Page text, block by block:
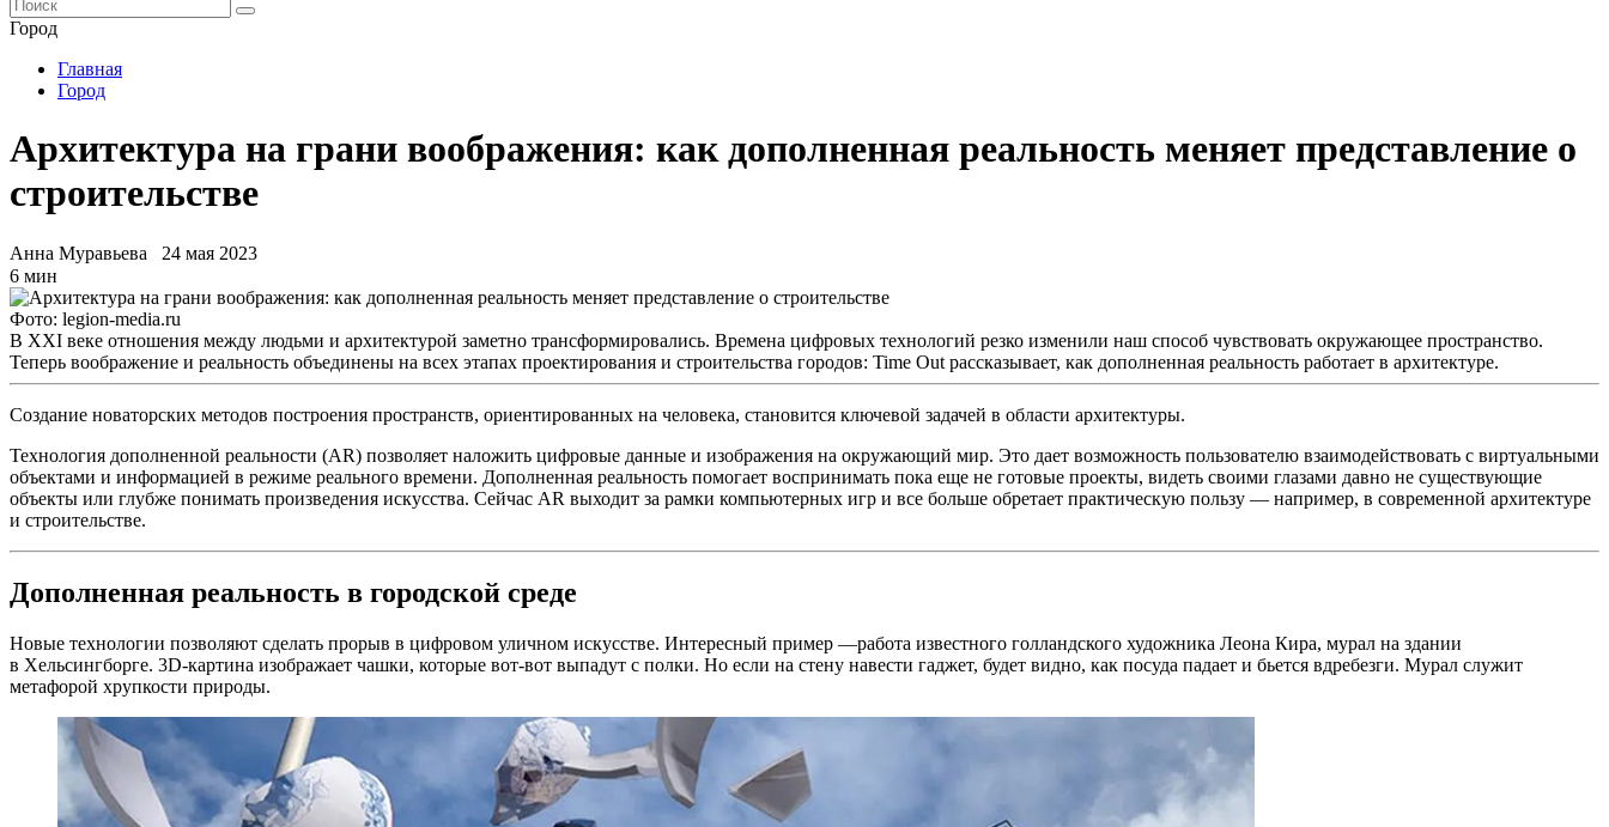
Город
Главная
Город
Архитектура на грани воображения: как дополненная реальность меняет представление о
строительстве
Анна Муравьева
24 мая 2023
6 мин
Фото: legion-media.ru
В XXI веке отношения между людьми и архитектурой заметно трансформировались. Времена цифровых технологий резко изменили наш способ чувствовать окружающее пространство.
Теперь воображение и реальность объединены на всех этапах проектирования и строительства городов: Time Out рассказывает, как дополненная реальность работает в архитектуре.
Создание новаторских методов построения пространств, ориентированных на человека, становится ключевой задачей в области архитектуры.
Технология дополненной реальности (AR) позволяет наложить цифровые данные и изображения на окружающий мир. Это дает возможность пользователю взаимодействовать с виртуальными
объектами и информацией в режиме реального времени. Дополненная реальность помогает воспринимать пока еще не готовые проекты, видеть своими глазами давно не существующие
объекты или глубже понимать произведения искусства. Сейчас AR выходит за рамки компьютерных игр и все больше обретает практическую пользу — например, в современной архитектуре
и строительстве.
Дополненная реальность в городской среде
Новые технологии позволяют сделать прорыв в цифровом уличном искусстве. Интересный пример —работа известного голландского художника Леона Кира, мурал на здании
в Хельсингборге. 3D-картина изображает чашки, которые вот-вот выпадут с полки. Но если на стену навести гаджет, будет видно, как посуда падает и бьется вдребезги. Мурал служит
метафорой хрупкости природы.